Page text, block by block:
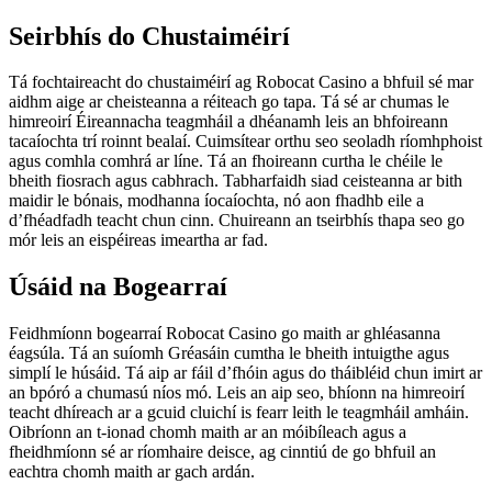
Seirbhís do Chustaiméirí
Tá fochtaireacht do chustaiméirí ag Robocat Casino a bhfuil sé mar
aidhm aige ar cheisteanna a réiteach go tapa. Tá sé ar chumas le
himreoirí Éireannacha teagmháil a dhéanamh leis an bhfoireann
tacaíochta trí roinnt bealaí. Cuimsítear orthu seo seoladh ríomhphoist
agus comhla comhrá ar líne. Tá an fhoireann curtha le chéile le
bheith fiosrach agus cabhrach. Tabharfaidh siad ceisteanna ar bith
maidir le bónais, modhanna íocaíochta, nó aon fhadhb eile a
d’fhéadfadh teacht chun cinn. Chuireann an tseirbhís thapa seo go
mór leis an eispéireas imeartha ar fad.
Úsáid na Bogearraí
Feidhmíonn bogearraí Robocat Casino go maith ar ghléasanna
éagsúla. Tá an suíomh Gréasáin cumtha le bheith intuigthe agus
simplí le húsáid. Tá aip ar fáil d’fhóin agus do tháibléid chun imirt ar
an bpóró a chumasú níos mó. Leis an aip seo, bhíonn na himreoirí
teacht dhíreach ar a gcuid cluichí is fearr leith le teagmháil amháin.
Oibríonn an t-ionad chomh maith ar an móibíleach agus a
fheidhmíonn sé ar ríomhaire deisce, ag cinntiú de go bhfuil an
eachtra chomh maith ar gach ardán.